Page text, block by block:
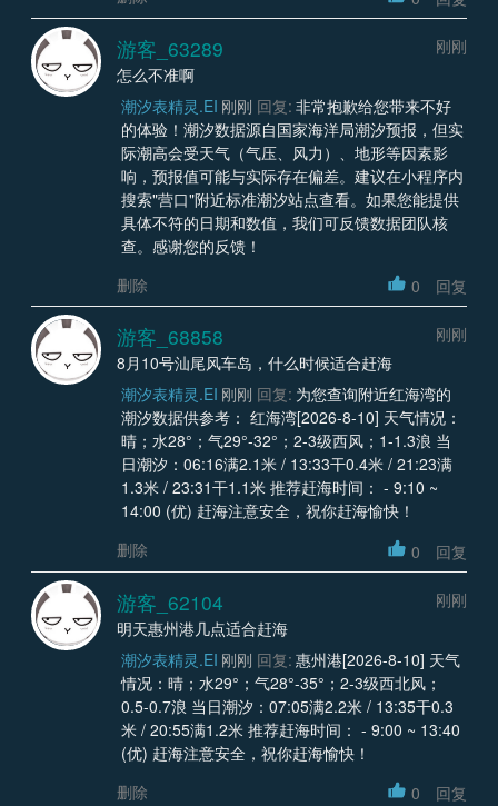
游客_63289
刚刚
怎么不准啊
潮汐表精灵.EI 刚刚 回复: 非常抱歉给您带来不好
的体验！潮汐数据源自国家海洋局潮汐预报，但实
际潮高会受天气（气压、风力）、地形等因素影
响，预报值可能与实际存在偏差。建议在小程序内
搜索"营口"附近标准潮汐站点查看。如果您能提供
具体不符的日期和数值，我们可反馈数据团队核
查。感谢您的反馈！
删除
0 回复
游客_68858
刚刚
8月10号汕尾风车岛，什么时候适合赶海
潮汐表精灵.EI 刚刚 回复: 为您查询附近红海湾的
潮汐数据供参考： 红海湾[2026-8-10] 天气情况：
晴；水28°；气29°-32°；2-3级西风；1-1.3浪 当
日潮汐：06:16满2.1米 / 13:33干0.4米 / 21:23满
1.3米 / 23:31干1.1米 推荐赶海时间： - 9:10 ~
14:00 (优) 赶海注意安全，祝你赶海愉快！
删除
0 回复
游客_62104
刚刚
明天惠州港几点适合赶海
潮汐表精灵.EI 刚刚 回复: 惠州港[2026-8-10] 天气
情况：晴；水29°；气28°-35°；2-3级西北风；
0.5-0.7浪 当日潮汐：07:05满2.2米 / 13:35干0.3
米 / 20:55满1.2米 推荐赶海时间： - 9:00 ~ 13:40
(优) 赶海注意安全，祝你赶海愉快！
删除
0 回复